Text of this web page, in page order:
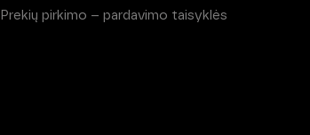
Prekių pirkimo – pardavimo taisyklės